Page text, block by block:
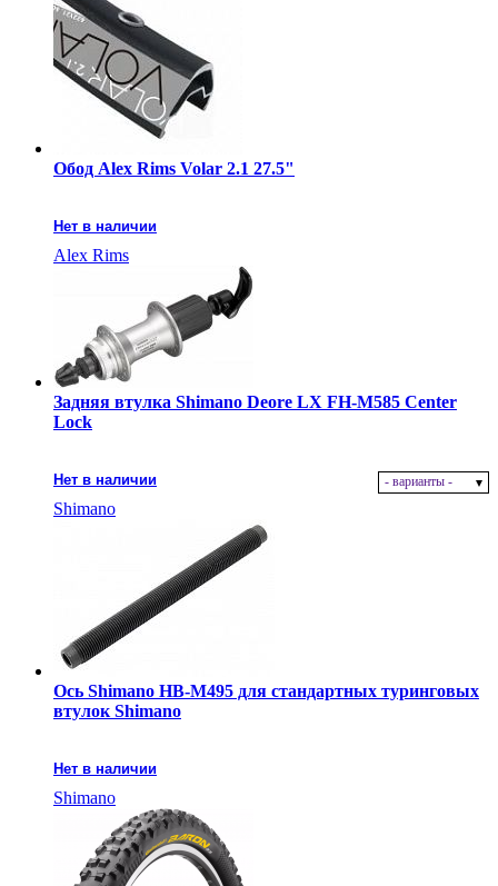
Обод Alex Rims Volar 2.1 27.5"
Нет в наличии
Alex Rims
Задняя втулка Shimano Deore LX FH-M585 Center
Lock
Нет в наличии - варианты -
Shimano
Ось Shimano HB-M495 для стандартных туринговых
втулок Shimano
Нет в наличии
Shimano